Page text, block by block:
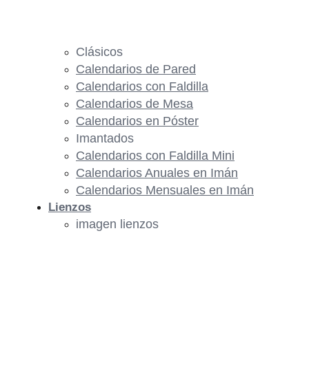
Clásicos
Calendarios de Pared
Calendarios con Faldilla
Calendarios de Mesa
Calendarios en Póster
Imantados
Calendarios con Faldilla Mini
Calendarios Anuales en Imán
Calendarios Mensuales en Imán
Lienzos
imagen lienzos